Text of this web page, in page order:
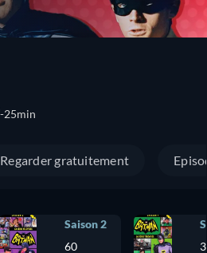
25min
Regarder gratuitement
Saison 2
60